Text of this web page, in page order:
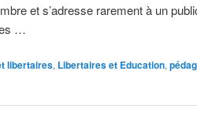
et s’adresse rarement à un
…
libertaires, Libertaires et Education,